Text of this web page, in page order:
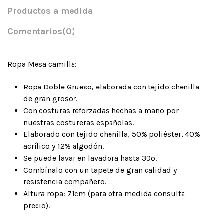
Productos a medida
Comentarios(0)
Ropa Mesa camilla:
Ropa Doble Grueso, elaborada con tejido chenilla
de gran grosor.
Con costuras reforzadas hechas a mano por
nuestras costureras españolas.
Elaborado con tejido chenilla, 50% poliéster, 40%
acrílico y 12% algodón.
Se puede lavar en lavadora hasta 30º.
Combínalo con un tapete de gran calidad y
resistencia compañero.
Altura ropa: 71cm (para otra medida consulta
precio).